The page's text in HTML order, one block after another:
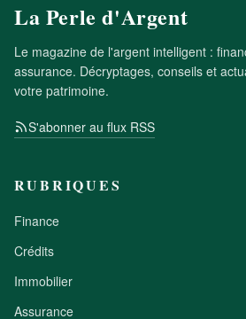
La Perle d'Argent
Le magazine de l'argent intelligent :
assurance. Décryptages, conseils et
votre patrimoine.
S'abonner au flux RSS
RUBRIQUES
Finance
Crédits
Immobilier
Assurance